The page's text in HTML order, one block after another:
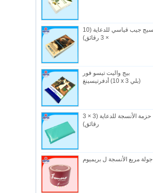
نسيج جيب قياسي للدعاية (10
× 3 رقائق)
بيج واليت تيسو فور
أدفرتيسينغ (10 x 3 بلي)
حزمة الأنسجة للدعاية (3 × 3
رقائق)
جولة مربع الأنسجة ل بريميوم
من نحن
هي شركه مصنعه في هونج كونج متخصصة في
المن...
أخبار
ونحن نتطلع إلى رؤيتكم هناك! هون هونغ الطفل
...
رؤيتنا
وفي المستقبل ، ستستمر الفائدة في تطوير
المبادئ والقيم المستمدة من اسم الشركة
وشعا...